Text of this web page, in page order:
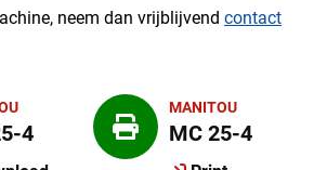
neem dan vrijblijvend contact
4
MANITOU
MC 25-4